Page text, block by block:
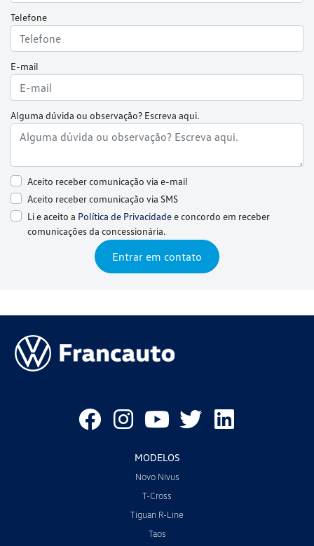
Telefone
E-mail
Alguma dúvida ou observação? Escreva aqui.
Aceito receber comunicação via e-mail
Aceito receber comunicação via SMS
Li e aceito a Política de Privacidadee concordo em receber
comunicações da concessionária.
Entrar em contato
MODELOS
Novo Nivus
T-Cross
Tiguan R-Line
Taos